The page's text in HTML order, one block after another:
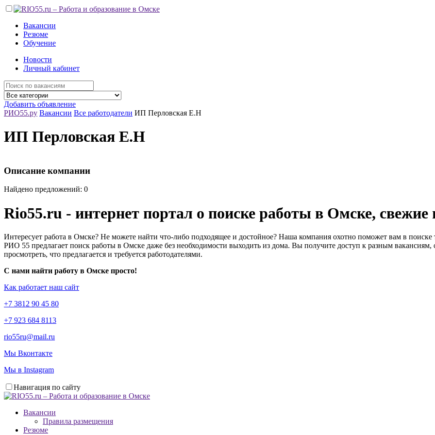
Вакансии
Резюме
Обучение
Новости
Личный кабинет
Добавить объявление
РИО55.ру Вакансии Все работодатели ИП Перловская Е.Н
ИП Перловская Е.Н
Описание компании
Найдено предложений: 0
Rio55.ru - интернет портал о поиске работы в Омске, свежие
Интересует работа в Омске? Не можете найти что-либо подходящее и достойное? Наша компания охотно поможет вам в поиске
РИО 55 предлагает поиск работы в Омске даже без необходимости выходить из дома. Вы получите доступ к разным
просмотреть, что предлагается и требуется работодателями.
С нами найти работу в Омске просто!
Как работает наш сайт
+7 3812 90 45 80
+7 923 684 8113
rio55ru@mail.ru
Мы Вконтакте
Мы в Instagram
Навигация по сайту
Вакансии
Правила размещения
Резюме